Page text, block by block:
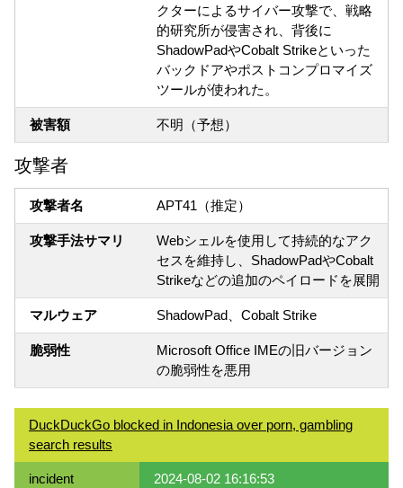
クターによるサイバー攻撃で、戦略
的研究所が侵害され、背後に
ShadowPadやCobalt Strikeといった
バックドアやポストコンプロマイズ
ツールが使われた。
被害額 不明（予想）
攻撃者
攻撃者名 APT41（推定）
攻撃手法サマリ
Webシェルを使用して持続的なアク
セスを維持し、ShadowPadやCobalt
Strikeなどの追加のペイロードを展開
マルウェア ShadowPad、Cobalt Strike
脆弱性
Microsoft Office IMEの旧バージョン
の脆弱性を悪用
DuckDuckGo blocked in Indonesia over porn, gambling
search results
incident 2024-08-02 16:16:53